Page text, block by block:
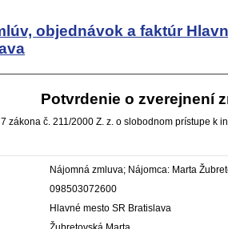
objednávok a faktúr
Potvrdenie o zverejnení
zákona č. 211/2000 Z. z. o slobodnom prístupe k
Nájomná zmluva; Nájomca: Marta
098503072600
Hlavné mesto SR Bratislava